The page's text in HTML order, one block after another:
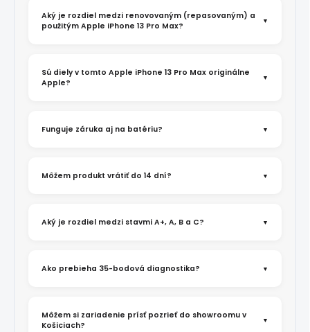
Aký je rozdiel medzi renovovaným (repasovaným) a
použitým Apple iPhone 13 Pro Max?
Sú diely v tomto Apple iPhone 13 Pro Max originálne
Apple?
Funguje záruka aj na batériu?
Môžem produkt vrátiť do 14 dní?
Aký je rozdiel medzi stavmi A+, A, B a C?
Ako prebieha 35-bodová diagnostika?
Môžem si zariadenie prísť pozrieť do showroomu v
Košiciach?